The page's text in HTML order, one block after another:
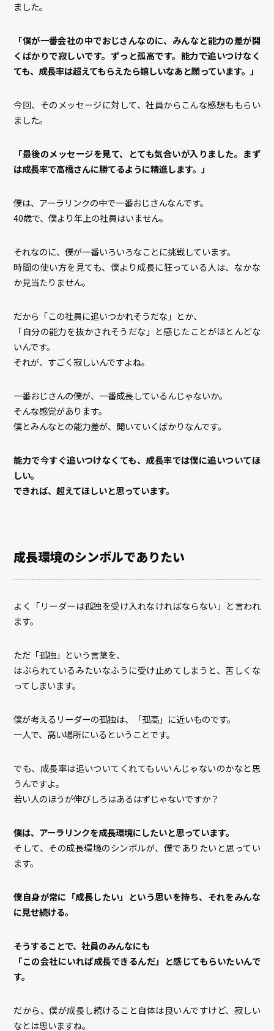
ました。
「僕が一番会社の中でおじさんなのに、みんなと能力の差が開
くばかりで寂しいです。ずっと孤高です。能力で追いつけなく
ても、成長率は超えてもらえたら嬉しいなあと願っています。」
今回、そのメッセージに対して、社員からこんな感想ももらい
ました。
「最後のメッセージを見て、とても気合いが入りました。まず
は成長率で高橋さんに勝てるように精進します。」
僕は、アーラリンクの中で一番おじさんなんです。
40歳で、僕より年上の社員はいません。
それなのに、僕が一番いろいろなことに挑戦しています。
時間の使い方を見ても、僕より成長に狂っている人は、なかな
か見当たりません。
だから「この社員に追いつかれそうだな」とか、
「自分の能力を抜かされそうだな」と感じたことがほとんどな
いんです。
それが、すごく寂しいんですよね。
一番おじさんの僕が、一番成長しているんじゃないか。
そんな感覚があります。
僕とみんなとの能力差が、開いていくばかりなんです。
能力で今すぐ追いつけなくても、成長率では僕に追いついてほ
しい。
できれば、超えてほしいと思っています。
成長環境のシンボルでありたい
よく「リーダーは孤独を受け入れなければならない」と言われ
ます。
ただ「孤独」という言葉を、
はぶられているみたいなふうに受け止めてしまうと、苦しくな
ってしまいます。
僕が考えるリーダーの孤独は、「孤高」に近いものです。
一人で、高い場所にいるということです。
でも、成長率は追いついてくれてもいいんじゃないのかなと思
うんですよ。
若い人のほうが伸びしろはあるはずじゃないですか？
僕は、アーラリンクを成長環境にしたいと思っています。
そして、その成長環境のシンボルが、僕でありたいと思ってい
ます。
僕自身が常に「成長したい」という思いを持ち、それをみんな
に見せ続ける。
そうすることで、社員のみんなにも
「この会社にいれば成長できるんだ」と感じてもらいたいんで
す。
だから、僕が成長し続けること自体は良いんですけど、寂しい
なとは思いますね。